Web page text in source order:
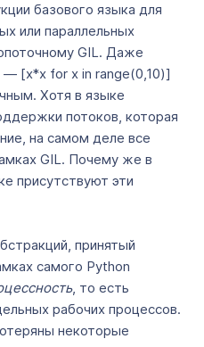
базового языка для
или параллельных
GIL. Даже
— [x*x for x in range(0,10)]
Хотя в языке
потоков, которая
на самом деле все
GIL. Почему же в
присутствуют эти
принятый
самого Python
, то есть
рабочих процессов.
некоторые